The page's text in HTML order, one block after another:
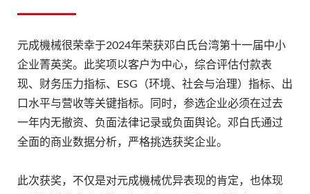
元成機械很荣幸于2024年荣获邓白氏台湾第十一届中小
企业菁英奖。此奖项以客户为中心，综合评估付款表
现、财务压力指标、ESG（环境、社会与治理）指标、出
口水平与营收等关键指标。同时，参选企业必须在过去
一年内无撤资、负面法律记录或负面舆论。邓白氏通过
全面的商业数据分析，严格挑选获奖企业。
此次获奖，不仅是对元成機械优异表现的肯定，也体现